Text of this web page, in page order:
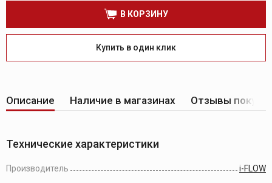
В КОРЗИНУ
Купить в один клик
Описание Наличие в магазинах Отзывы
Технические характеристики
Производитель i-FLOW